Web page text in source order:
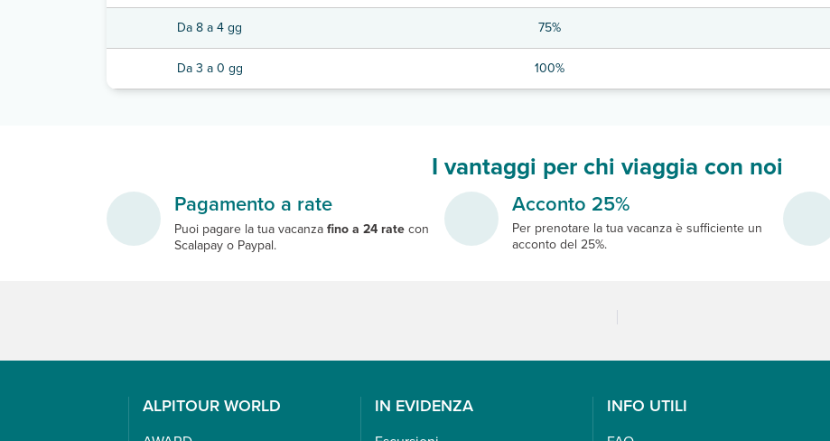
Da 8 a 4 gg 75%
Da 3 a 0 gg 100%
I vantaggi per chi viaggia con noi
Pagamento a rate
Puoi pagare la tua vacanza fino a 24 rate con
Scalapay o Paypal.
Acconto 25%
Per prenotare la tua vacanza è sufficiente un
acconto del 25%.
ALPITOUR WORLD IN EVIDENZA INFO UTILI